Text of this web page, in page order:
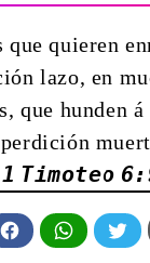
que quieren
lazo, en
que hunden
Timoteo